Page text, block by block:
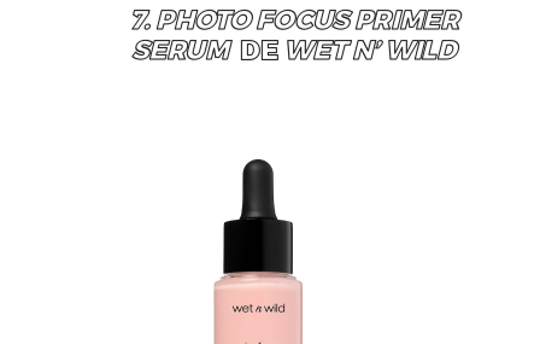
7. PHOTO FOCUS PRIMER
SERUMDEWET N’ WILD